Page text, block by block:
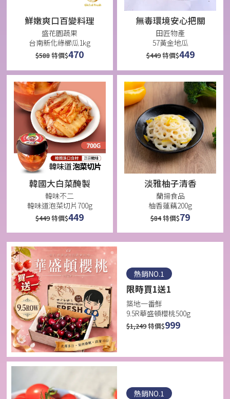
鮮嫩爽口百變料理
盛花園蔬果
台南新化綠櫛瓜1kg
$588特價$470
無毒環境安心把關
田匠物產
57黃金地瓜
$449特價$449
韓國大白菜醃製
韓味不二
韓味道泡菜切片700g
$449特價$449
淡雅柚子清香
蘭揚食品
柚香蓮藕200g
$84特價$79
熱銷NO.1
限時買1送1
築地一番鮮
9.5R華盛頓櫻桃500g
$1,249特價$999
熱銷NO.1